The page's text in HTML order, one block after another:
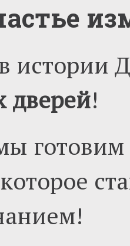
истории
дверей!
готовим